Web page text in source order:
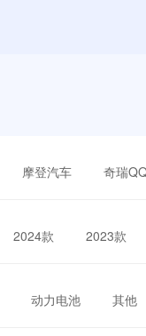
摩登汽车 奇瑞
2024款 2023款
动力电池 其他